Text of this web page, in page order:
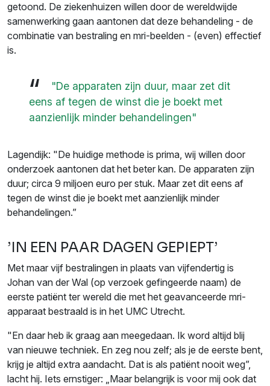
getoond. De ziekenhuizen willen door de wereldwijde
samenwerking gaan aantonen dat deze behandeling - de
combinatie van bestraling en mri-beelden - (even) effectief
is.
"De apparaten zijn duur, maar zet dit
eens af tegen de winst die je boekt met
aanzienlijk minder behandelingen"
Lagendijk: "De huidige methode is prima, wij willen door
onderzoek aantonen dat het beter kan. De apparaten zijn
duur; circa 9 miljoen euro per stuk. Maar zet dit eens af
tegen de winst die je boekt met aanzienlijk minder
behandelingen.”
’IN EEN PAAR DAGEN GEPIEPT’
Met maar vijf bestralingen in plaats van vijfendertig is
Johan van der Wal (op verzoek gefingeerde naam) de
eerste patiënt ter wereld die met het geavanceerde mri-
apparaat bestraald is in het UMC Utrecht.
"En daar heb ik graag aan meegedaan. Ik word altijd blij
van nieuwe techniek. En zeg nou zelf; als je de eerste bent,
krijg je altijd extra aandacht. Dat is als patiënt nooit weg”,
lacht hij. Iets ernstiger: „Maar belangrijk is voor mij ook dat